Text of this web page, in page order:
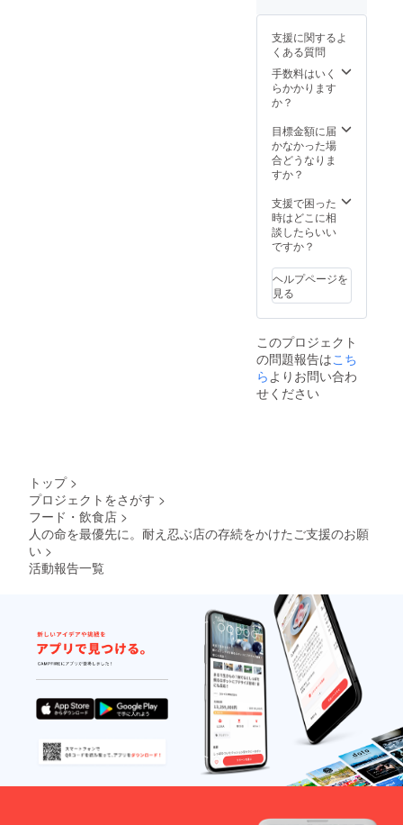
いう方
は「お
まか
せ」と
ご記入
くださ
の場合
はお任
せとな
でお送
りしま
す。
くださ
https://
buon-
amico.c
om/?
tid=9&
25 お好
みタイ
プは備
考欄よ
らせく
ださ
い。 選
んで頂
プに
よって
お届け
本数が4
る場合
があり
ます。
例：
ADF、
ソムリ
エにお
は「お
まか
せ」と
ご記入
くださ
い。 ※
無記入
の場合
はお任
せとな
り、4本
セット
でお送
りしま
た場合
ターン
のお届
けが出
来かね
ます。
な方は
備考欄
にて住
所、別
ス、ご
連絡先
などご
記入頂
ば、い
ずれか
の方法
にて連
しま
す。ご
希望が
あれば
その旨
支援に関するよ
くある質問
手数料はいく
らかかります
か？
目標金額に届
かなかった場
合どうなりま
すか？
支援で困った
時はどこに相
談したらいい
ですか？
ヘルプページを
見る
このプロジェクト
の問題報告はこち
ら よりお問い合わ
せください
トップ >
プロジェクトをさがす >
フード・飲食店 >
人の命を最優先に。耐え忍ぶ店の存続をかけたご支援のお願
い >
活動報告一覧